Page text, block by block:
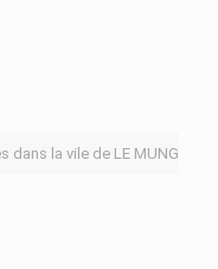
dans la vile de LE MUNG